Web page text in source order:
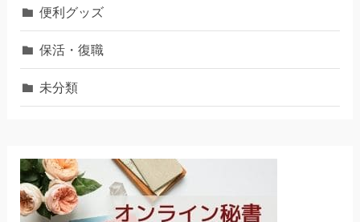
便利グッズ
保活・復職
未分類